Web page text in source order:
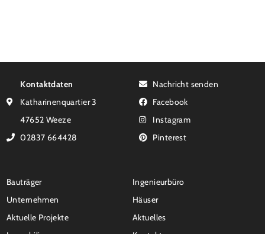
Kontaktdaten
Katharinenquartier 3
47652 Weeze
02837 664428
Nachricht senden
Facebook
Instagram
Pinterest
Bauträger
Ingenieurbüro
Unternehmen
Häuser
Aktuelle Projekte
Aktuelles